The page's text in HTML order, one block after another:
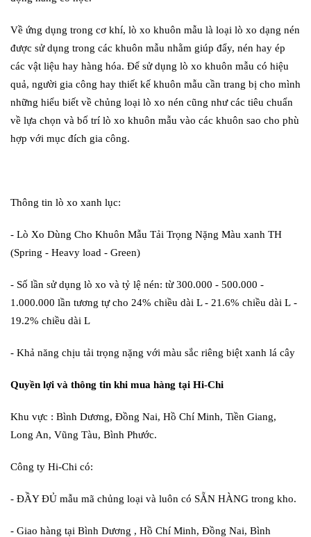
Về ứng dụng trong cơ khí, lò xo khuôn mẫu là loại lò xo dạng nén
được sử dụng trong các khuôn mẫu nhằm giúp đẩy, nén hay ép
các vật liệu hay hàng hóa. Để sử dụng lò xo khuôn mẫu có hiệu
quả, người gia công hay thiết kế khuôn mẫu cần trang bị cho mình
những hiểu biết về chủng loại lò xo nén cũng như các tiêu chuẩn
về lựa chọn và bố trí lò xo khuôn mẫu vào các khuôn sao cho phù
hợp với mục đích gia công.
Thông tin lò xo xanh lục:
- Lò Xo Dùng Cho Khuôn Mẫu Tải Trọng Nặng Màu xanh TH
(Spring - Heavy load - Green)
- Số lần sử dụng lò xo và tỷ lệ nén: từ 300.000 - 500.000 -
1.000.000 lần tương tự cho 24% chiều dài L - 21.6% chiều dài L -
19.2% chiều dài L
- Khả năng chịu tải trọng nặng với màu sắc riêng biệt xanh lá cây
Quyền lợi và thông tin khi mua hàng tại Hi-Chi
Khu vực : Bình Dương, Đồng Nai, Hồ Chí Minh, Tiền Giang,
Long An, Vũng Tàu, Bình Phước.
Công ty Hi-Chi có:
- ĐẦY ĐỦ mẫu mã chủng loại và luôn có SẴN HÀNG trong kho.
- Giao hàng tại Bình Dương , Hồ Chí Minh, Đồng Nai, Bình